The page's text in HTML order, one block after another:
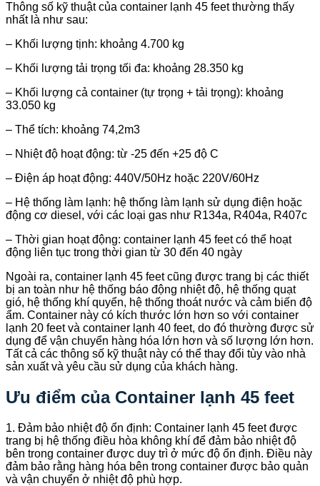
Thông số kỹ thuật của container lạnh 45 feet thường thấy
nhất là như sau:
– Khối lượng tịnh: khoảng 4.700 kg
– Khối lượng tải trọng tối đa: khoảng 28.350 kg
– Khối lượng cả container (tự trọng + tải trọng): khoảng
33.050 kg
– Thể tích: khoảng 74,2m3
– Nhiệt độ hoạt động: từ -25 đến +25 độ C
– Điện áp hoạt động: 440V/50Hz hoặc 220V/60Hz
– Hệ thống làm lạnh: hệ thống làm lạnh sử dụng điện hoặc
động cơ diesel, với các loại gas như R134a, R404a, R407c
– Thời gian hoạt động: container lạnh 45 feet có thể hoạt
động liên tục trong thời gian từ 30 đến 40 ngày
Ngoài ra, container lạnh 45 feet cũng được trang bị các thiết
bị an toàn như hệ thống báo động nhiệt độ, hệ thống quạt
gió, hệ thống khí quyển, hệ thống thoát nước và cảm biến độ
ẩm. Container này có kích thước lớn hơn so với container
lạnh 20 feet và container lạnh 40 feet, do đó thường được sử
dụng để vận chuyển hàng hóa lớn hơn và số lượng lớn hơn.
Tất cả các thông số kỹ thuật này có thể thay đổi tùy vào nhà
sản xuất và yêu cầu sử dụng của khách hàng.
Ưu điểm của Container lạnh 45 feet
1. Đảm bảo nhiệt độ ổn định: Container lạnh 45 feet được
trang bị hệ thống điều hòa không khí để đảm bảo nhiệt độ
bên trong container được duy trì ở mức độ ổn định. Điều này
đảm bảo rằng hàng hóa bên trong container được bảo quản
và vận chuyển ở nhiệt độ phù hợp.